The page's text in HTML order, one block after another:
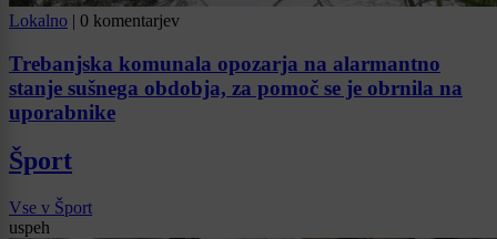
Lokalno | 0 komentarjev
Trebanjska komunala opozarja na alarmantno
stanje sušnega obdobja, za pomoč se je obrnila na
uporabnike
Šport
Vse v Šport
uspeh